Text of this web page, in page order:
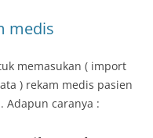
medis
memasukan ( import
) rekam medis pasien
Adapun caranya :